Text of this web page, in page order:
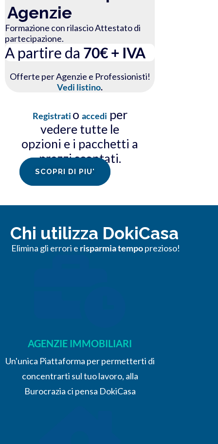
Agenzie
Formazione con rilascio Attestato di
partecipazione.
A partire da 70€ + IVA
Offerte per Agenzie e Professionisti!
Vedi listino.
Registrati o accedi per
vedere tutte le
opzioni e i pacchetti a
prezzi scontati.
SCOPRI DI PIU'
Chi utilizza DokiCasa
Elimina gli errori e risparmia tempoprezioso!
AGENZIE IMMOBILIARI
Un'unica Piattaforma per permetterti di
concentrarti sul tuo lavoro, alla
Burocrazia ci pensa DokiCasa